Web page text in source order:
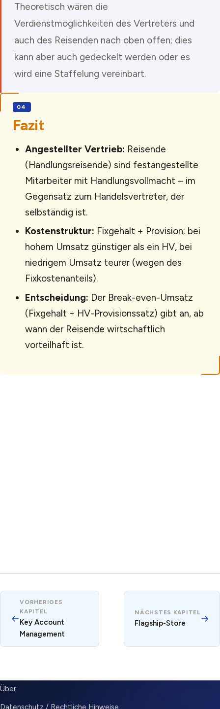
Theoretisch wären die
Verdienstmöglichkeiten des Vertreters und
auch des Reisenden nach oben offen; dies
kann aber auch gedeckelt werden oder es
wird eine Staffelung vereinbart.
Fazit
Angestellter Vertrieb: Reisende
(Handlungsreisende) sind festangestellte
Mitarbeiter mit Handlungsvollmacht – im
Gegensatz zum Handelsvertreter, der
selbständig ist.
Kostenstruktur: Fixgehalt + Provision; bei
hohem Umsatz günstiger als ein HV, bei
niedrigem Umsatz teurer (wegen des
Fixkostenanteils).
Entscheidung: Der Break-even-Umsatz
(Fixgehalt ÷ HV-Provisionssatz) gibt an, ab
wann der Reisende wirtschaftlich
vorteilhaft ist.
←
VORHERIGES
KAPITEL
Key Account
Management
NÄCHSTES KAPITEL
Flagship-Store →
SUBMENU
Über
Datenschutz / Rechtliche Hinweise